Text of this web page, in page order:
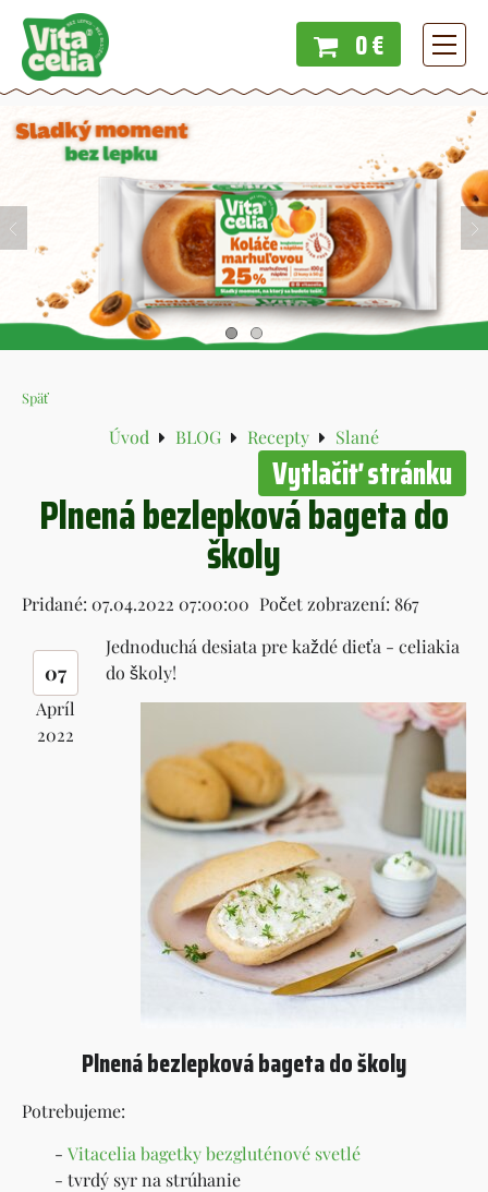
0 € Menu
Späť
Úvod BLOG Recepty Slané
Vytlačiť stránku
Plnená bezlepková bageta do
školy
Pridané: 07.04.2022 07:00:00 Počet zobrazení: 867
07
Apríl
2022
Jednoduchá desiata pre každé dieťa - celiakia
do školy!
Plnená bezlepková bageta do školy
Potrebujeme:
- Vitacelia bagetky bezgluténové svetlé
- tvrdý syr na strúhanie